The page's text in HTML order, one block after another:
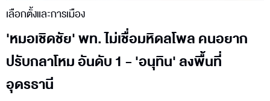
เลือกตั้งและการเมือง
'หมอเชิดชัย' พท. ไม่เชื่อมหิดลโพล คนอยาก
ปรับกลาโหม อันดับ 1 - 'อนุทิน' ลงพื้นที่
อุดรธานี